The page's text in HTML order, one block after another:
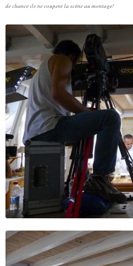
de chance ils ne coupent la scène au montage!